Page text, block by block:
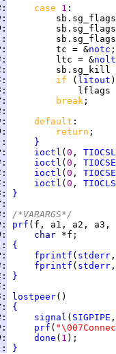
: case 1
:
:
:
:
         tc = &
notc
:
         ltc = &
:
sb.sg_kill
: if ( litout
:
: break
:
: default
: return
:
}
: ioctl ( 0 ,
: ioctl ( 0 ,
: ioctl ( 0 ,
: ioctl ( 0 ,
:
}
:
:
/*VARARGS*/
:
prf
: char
:
{
: fprintf ( stderr
: fprintf ( stderr
:
}
:
: lostpeer
:
{
: signal ( SIGPIPE
: prf (
: done ( 1
: }